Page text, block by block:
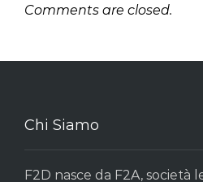
Comments are closed.
Chi Siamo
F2D nasce da F2A, società